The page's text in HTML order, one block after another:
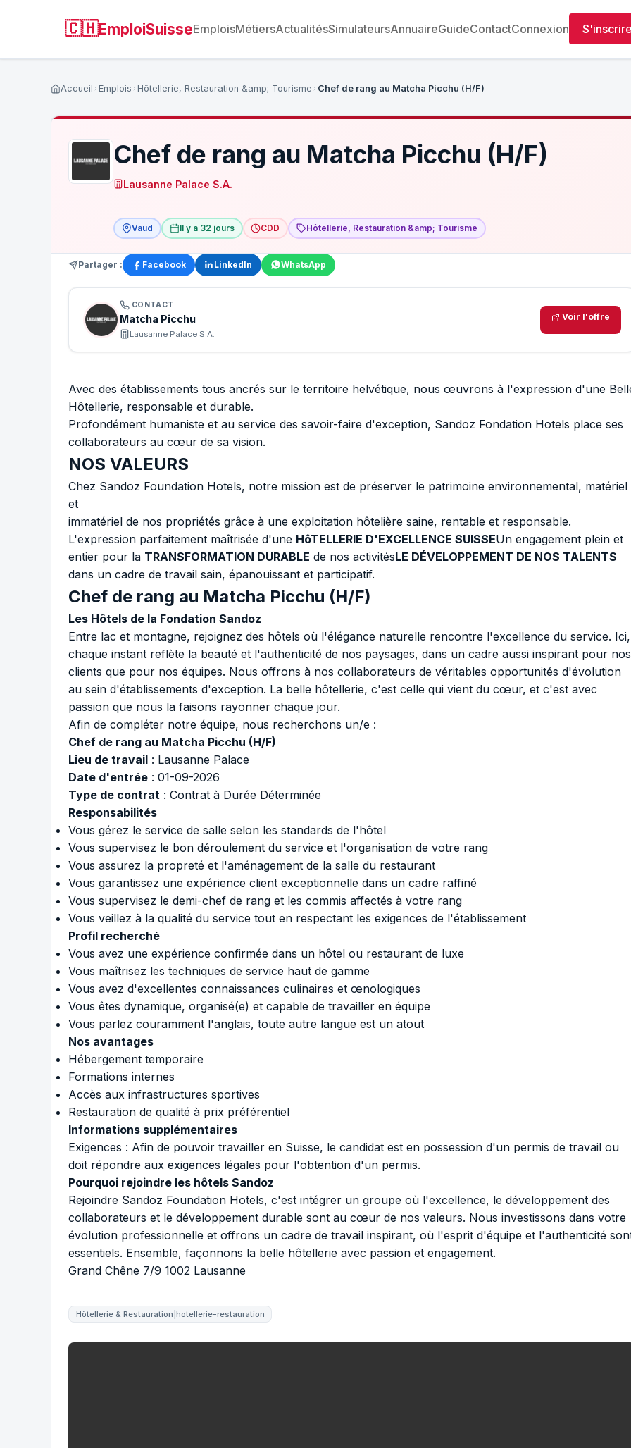
🇨🇭EmploiSuisseEmploisMétiersActualitésSimulateursAnnuaireGuideContactConnexion
Accueil Emplois Hôtellerie, Restauration &amp; Tourisme Chef de rang au Matcha Picchu (H/F)
Chef de rang au Matcha Picchu (H/F)
Lausanne Palace S.A.
Vaud Il y a 32 jours CDD Hôtellerie, Restauration &amp; Tourisme
Partager : Facebook LinkedIn WhatsApp
CONTACT
Matcha Picchu
Lausanne Palace S.A.
Voir l'offre
Avec des établissements tous ancrés sur le territoire helvétique, nous œuvrons à l'expression d'une
Hôtellerie, responsable et durable.
Profondément humaniste et au service des savoir-faire d'exception, Sandoz Fondation Hotels place ses
collaborateurs au cœur de sa vision.
NOS VALEURS
Chez Sandoz Foundation Hotels, notre mission est de préserver le patrimoine environnemental, matériel
et
immatériel de nos propriétés grâce à une exploitation hôtelière saine, rentable et responsable.
L'expression parfaitement maîtrisée d'une HôTELLERIE D'EXCELLENCE SUISSEUn engagement plein et
entier pour la TRANSFORMATION DURABLE de nos activitésLE DÉVELOPPEMENT DE NOS TALENTS
dans un cadre de travail sain, épanouissant et participatif.
Chef de rang au Matcha Picchu (H/F)
Les Hôtels de la Fondation Sandoz
Entre lac et montagne, rejoignez des hôtels où l'élégance naturelle rencontre l'excellence du service. Ici,
chaque instant reflète la beauté et l'authenticité de nos paysages, dans un cadre aussi inspirant pour nos
clients que pour nos équipes. Nous offrons à nos collaborateurs de véritables opportunités d'évolution
au sein d'établissements d'exception. La belle hôtellerie, c'est celle qui vient du cœur, et c'est avec
passion que nous la faisons rayonner chaque jour.
Afin de compléter notre équipe, nous recherchons un/e :
Chef de rang au Matcha Picchu (H/F)
Lieu de travail : Lausanne Palace
Date d'entrée : 01-09-2026
Type de contrat : Contrat à Durée Déterminée
Responsabilités
Vous gérez le service de salle selon les standards de l'hôtel
Vous supervisez le bon déroulement du service et l'organisation de votre rang
Vous assurez la propreté et l'aménagement de la salle du restaurant
Vous garantissez une expérience client exceptionnelle dans un cadre raffiné
Vous supervisez le demi-chef de rang et les commis affectés à votre rang
Vous veillez à la qualité du service tout en respectant les exigences de l'établissement
Profil recherché
Vous avez une expérience confirmée dans un hôtel ou restaurant de luxe
Vous maîtrisez les techniques de service haut de gamme
Vous avez d'excellentes connaissances culinaires et œnologiques
Vous êtes dynamique, organisé(e) et capable de travailler en équipe
Vous parlez couramment l'anglais, toute autre langue est un atout
Nos avantages
Hébergement temporaire
Formations internes
Accès aux infrastructures sportives
Restauration de qualité à prix préférentiel
Informations supplémentaires
Exigences : Afin de pouvoir travailler en Suisse, le candidat est en possession d'un permis de travail ou
doit répondre aux exigences légales pour l'obtention d'un permis.
Pourquoi rejoindre les hôtels Sandoz
Rejoindre Sandoz Foundation Hotels, c'est intégrer un groupe où l'excellence, le développement des
collaborateurs et le développement durable sont au cœur de nos valeurs. Nous investissons dans votre
évolution professionnelle et offrons un cadre de travail inspirant, où l'esprit d'équipe et l'authenticité
essentiels. Ensemble, façonnons la belle hôtellerie avec passion et engagement.
Grand Chêne 7/9 1002 Lausanne
Hôtellerie & Restauration|hotellerie-restauration